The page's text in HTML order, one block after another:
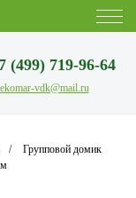
(499) 719-96-64
ekomar-vdk@mail.ru
Групповой домик